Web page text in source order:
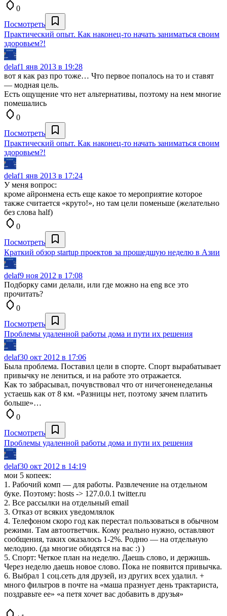
0
Посмотреть
Практический опыт. Как наконец-то начать заниматься своим
здоровьем?!
delaf1 янв 2013 в 19:28
вот я как раз про тоже… Что первое попалось на то и ставят
— модная цель.
Есть ощущение что нет альтернативы, поэтому на нем многие
помешались
0
Посмотреть
Практический опыт. Как наконец-то начать заниматься своим
здоровьем?!
delaf1 янв 2013 в 17:24
У меня вопрос:
кроме айронмена есть еще какое то мероприятие которое
также считается «круто!», но там цели поменьше (желательно
без слова half)
0
Посмотреть
Краткий обзор startup проектов за прошедшую неделю в Азии
delaf9 ноя 2012 в 17:08
Подборку сами делали, или где можно на eng все это
прочитать?
0
Посмотреть
Проблемы удаленной работы дома и пути их решения
delaf30 окт 2012 в 17:06
Была проблема. Поставил цели в спорте. Спорт вырабатывает
привычку не лениться, и на работе это отражается.
Как то забрасывал, почувствовал что от ничегоненеделанья
устаешь как от 8 км. «Разницы нет, поэтому зачем платить
больше»…
0
Посмотреть
Проблемы удаленной работы дома и пути их решения
delaf30 окт 2012 в 14:19
мои 5 копеек:
1. Рабочий комп — для работы. Развлечение на отдельном
буке. Поэтому: hosts -> 127.0.0.1 twitter.ru
2. Все рассылки на отдельный email
3. Отказ от всяких уведомлялок
4. Телефоном скоро год как перестал пользоваться в обычном
режими. Там автоответчик. Кому реально нужно, оставляют
сообщения, таких оказалось 1-2%. Родню — на отдельную
мелодию. (да многие обидятся на вас :) )
5. Спорт: Четкое план на неделю. Даешь слово, и держишь.
Через неделю даешь новое слово. Пока не появится привычка.
6. Выбрал 1 соц.сеть для друзей, из других всех удалил. +
много фильтров в почте на «маша празнует день трактариста,
поздравьте ее» «а петя хочет вас добавить в друзья»